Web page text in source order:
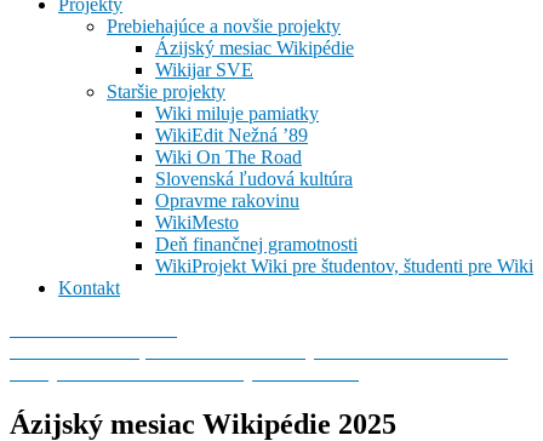
Projekty
Prebiehajúce a novšie projekty
Ázijský mesiac Wikipédie
Wikijar SVE
Staršie projekty
Wiki miluje pamiatky
WikiEdit Nežná ’89
Wiki On The Road
Slovenská ľudová kultúra
Opravme rakovinu
WikiMesto
Deň finančnej gramotnosti
WikiProjekt Wiki pre študentov, študenti pre Wiki
Kontakt
Ázijský mesiac Wikipédie 2025